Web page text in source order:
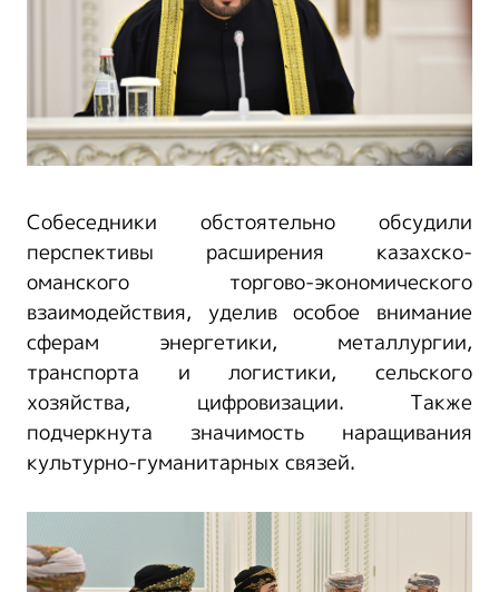
Собеседники обстоятельно обсудили
перспективы расширения казахско-
оманского торгово-экономического
взаимодействия, уделив особое внимание
сферам энергетики, металлургии,
транспорта и логистики, сельского
хозяйства, цифровизации. Также
подчеркнута значимость наращивания
культурно-гуманитарных связей.